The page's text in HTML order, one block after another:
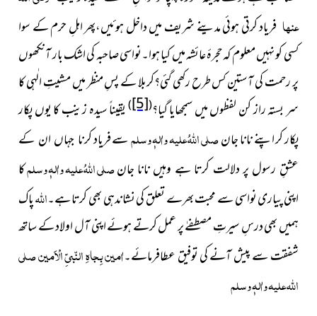
عنہا فریاد کرتی ہوئی مدینے شریف میں داخل ہوئیں،پھر اہلِ حرم کے سوا
کسی کو نہیں معلوم کہ حجرۂ عائشہ میں کیا ہوا۔نواسی صاحبہ کی اشک بار آنکھوں
پر رحمت کی آستین کس طرح رکھی گئی؟کربلا کے پسِ منظر میں مشیتِ الٰہی کا
سر بستہ راز کن لفظوں میں سمجھایا گیا؟(
[5]
)یقیناً سیدہ زینب کا یوں پکار
پکار کر اپنے نانا جانصلی اللہُ علیہ واٰلہٖ وسلمسے فریادکرنا جہاں ان کے
عشقِ رسول پر دلالت کرتا ہے وہیں نانا جانصلی اللہُ علیہ واٰلہٖ وسلمکا
اپنی پیاری نواسی سے محبت بھرے تعلق کی نشاندہی بھی کرتا ہے۔اللہپاک
ہمیں بھی درسِ سیرتِ مصطفےٰ پر عمل کرتے ہوئے اپنی آل اولاد کے ساتھ
شفقت سے پیش آنے کی توفیق عطافرمائے۔اٰمین بِجاہِ النّبیِّ الْاَمین صلی
اللہ علیہ واٰلہٖ وسلم